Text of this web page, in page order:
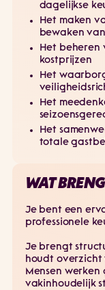
dagelijkse
Het maken
bewaken
Het beheren
kostprijzen
Het
Het
Het
totale
WAT
Je bent een
professionele
Je brengt
houdt
Mensen
vakinhoudelijk